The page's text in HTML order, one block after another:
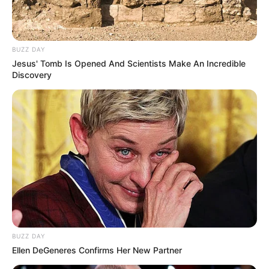
BUZZ DAY
Jesus' Tomb Is Opened And Scientists Make An Incredible
Discovery
BUZZ DAY
Ellen DeGeneres Confirms Her New Partner